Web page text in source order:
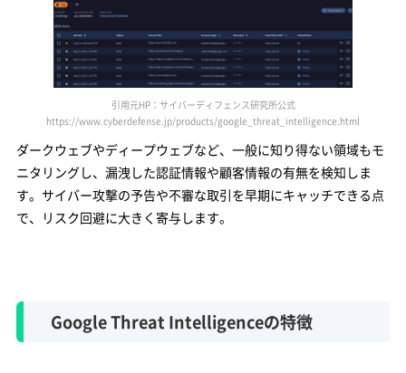
引用元HP：サイバーディフェンス研究所公式
https://www.cyberdefense.jp/products/google_threat_intelligence.html
ダークウェブやディープウェブなど、一般に知り得ない領域もモ
ニタリングし、漏洩した認証情報や顧客情報の有無を検知しま
す。サイバー攻撃の予告や不審な取引を早期にキャッチできる点
で、リスク回避に大きく寄与します。
Google Threat Intelligenceの特徴